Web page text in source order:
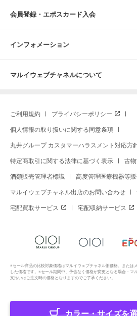
会員登録・エポスカード入会
インフォメーション
マルイウェブチャネルについて
ご利用規約 プライバシーポリシー
個人情報の取り扱いに関する同意条項
丸井グループ カスタマーハラスメント対応方
特定商取引に関する法律に基づく表示 古
酒類販売管理者標識 高度管理医療機器等
マルイウェブチャネル出店のお問い合わせ
宅配買取サービス 宅配収納サービス
※セール商品の比較対象価格はマルイウェブチャネル旧価格、または
した価格です。※セール期間中、予告なく価格が変更となる場合・マ
支払いはご注文時の価格となりますのでご了承ください。
Copyright All Rights Reserved.
カラー・サイズを